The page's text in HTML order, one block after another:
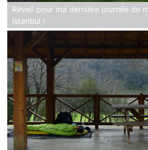
Réveil pour ma dernière journée de
Istanbul !